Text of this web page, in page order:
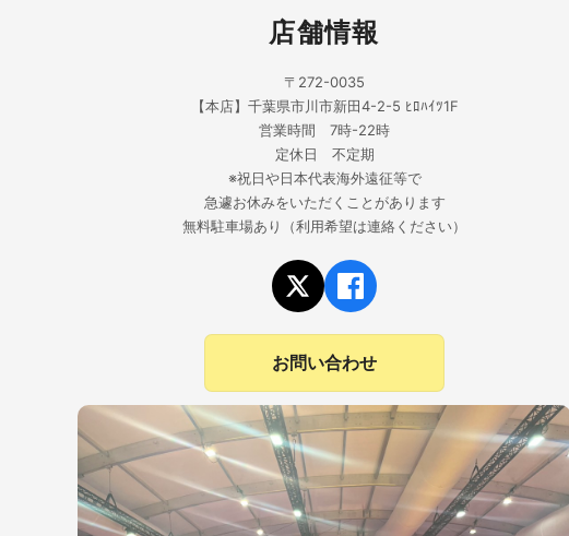
店舗情報
〒272-0035
【本店】千葉県市川市新田4-2-5 ﾋﾛﾊｲﾂ1F
営業時間 7時-22時
定休日 不定期
※祝日や日本代表海外遠征等で
急遽お休みをいただくことがあります
無料駐車場あり（利用希望は連絡ください）
お問い合わせ